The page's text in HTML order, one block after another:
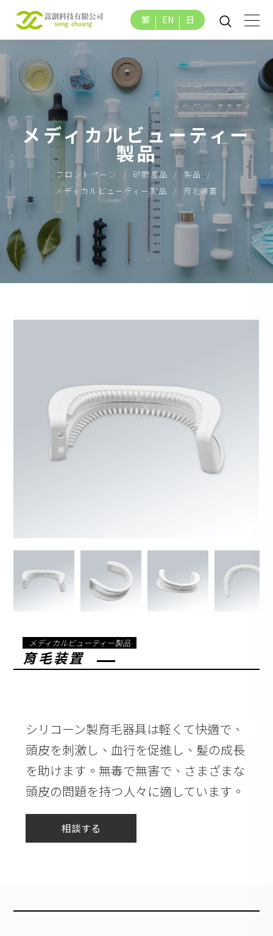
繁 EN 日
メディカルビューティー
製品
フロントページ 矽膠產品
製品
メディカルビューティー製品
育毛装置
メディカルビューティー製品
育毛装置
シリコーン製育毛器具は軽くて快適で、
頭皮を刺激し、血行を促進し、髪の成長
を助けます。無毒で無害で、さまざまな
頭皮の問題を持つ人々に適しています。
相談する